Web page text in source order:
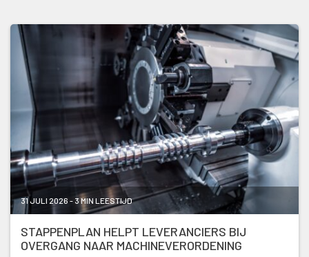
31 JULI 2026 - 3 MIN LEESTIJD
STAPPENPLAN HELPT LEVERANCIERS BIJ
OVERGANG NAAR MACHINEVERORDENING